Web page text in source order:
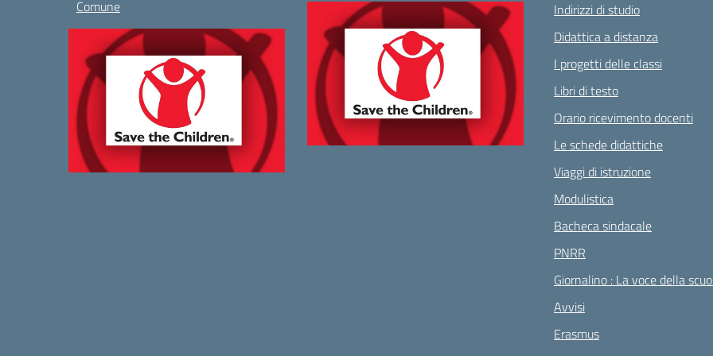
Comune
Indirizzi di studio
Didattica a distanza
I progetti delle classi
Libri di testo
Orario ricevimento docenti
Le schede didattiche
Viaggi di istruzione
Modulistica
Bacheca sindacale
PNRR
Giornalino : La voce della
Avvisi
Erasmus